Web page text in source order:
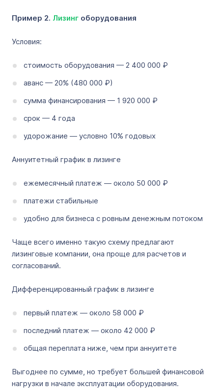
Пример 2. Лизинг оборудования
Условия:
стоимость оборудования — 2 400 000 ₽
аванс — 20% (480 000 ₽)
сумма финансирования — 1 920 000 ₽
срок — 4 года
удорожание — условно 10% годовых
Аннуитетный график в лизинге
ежемесячный платеж — около 50 000 ₽
платежи стабильные
удобно для бизнеса с ровным денежным потоком
Чаще всего именно такую схему предлагают
лизинговые компании, она проще для расчетов и
согласований.
Дифференцированный график в лизинге
первый платеж — около 58 000 ₽
последний платеж — около 42 000 ₽
общая переплата ниже, чем при аннуитете
Выгоднее по сумме, но требует большей финансовой
нагрузки в начале эксплуатации оборудования.